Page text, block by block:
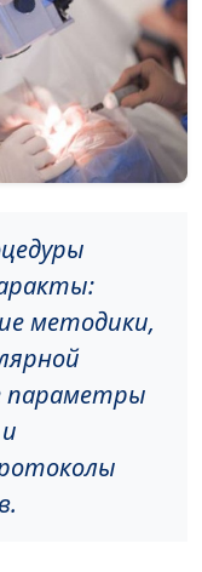
методики,
параметры